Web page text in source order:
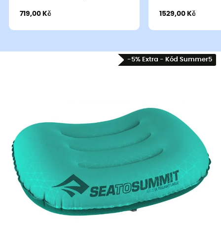
719,00 Kč 1529,00 Kč
-5% Extra - Kód Summer5
, který vás doprovodí na vašich
dobrodružstvích. Díky složení z
laminovaného
polyesteru
je tentocestovní polštářek Sea To Summit
lehký a kompaktní.Aero Ultralight
vám poskytne
vynikající pohodlí, aby vám umožnil odpočinout si po
dobré túře. Díky systému
Aero Ultralight
snadno připevní k vašemunafukovacímu matraci.
Když ho nebudete používat, můžete ho uložit do malého
sáčku, který se snadno vejde do vašeho